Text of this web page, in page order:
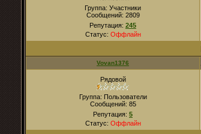
Группа: Участники
Сообщений: 2809
Репутация: 245
Статус: Оффлайн
Vovan1376
Рядовой
Группа: Пользователи
Сообщений: 85
Репутация: 5
Статус: Оффлайн